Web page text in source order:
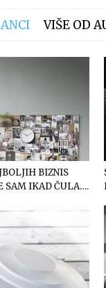
VIŠE OD
BIZNIS
SAM IKAD ČULA….